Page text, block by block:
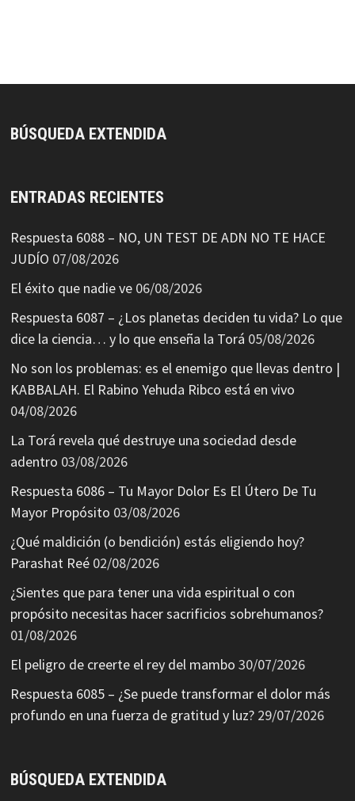
BÚSQUEDA EXTENDIDA
ENTRADAS RECIENTES
Respuesta 6088 – NO, UN TEST DE ADN NO TE HACE
JUDÍO 07/08/2026
El éxito que nadie ve 06/08/2026
Respuesta 6087 – ¿Los planetas deciden tu vida? Lo que
dice la ciencia… y lo que enseña la Torá 05/08/2026
No son los problemas: es el enemigo que llevas dentro |
KABBALAH. El Rabino Yehuda Ribco está en vivo
04/08/2026
La Torá revela qué destruye una sociedad desde
adentro 03/08/2026
Respuesta 6086 – Tu Mayor Dolor Es El Útero De Tu
Mayor Propósito 03/08/2026
¿Qué maldición (o bendición) estás eligiendo hoy?
Parashat Reé 02/08/2026
¿Sientes que para tener una vida espiritual o con
propósito necesitas hacer sacrificios sobrehumanos?
01/08/2026
El peligro de creerte el rey del mambo 30/07/2026
Respuesta 6085 – ¿Se puede transformar el dolor más
profundo en una fuerza de gratitud y luz? 29/07/2026
BÚSQUEDA EXTENDIDA